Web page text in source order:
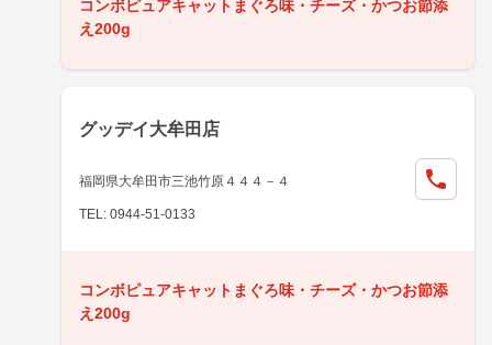
コンボピュアキャットまぐろ味・チーズ・かつお節添
え200g
グッデイ大牟田店
福岡県大牟田市三池竹原４４４－４
TEL: 0944-51-0133
コンボピュアキャットまぐろ味・チーズ・かつお節添
え200g